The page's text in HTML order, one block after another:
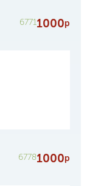
67711000р
67781000р